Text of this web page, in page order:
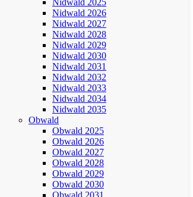
Nidwald 2025
Nidwald 2026
Nidwald 2027
Nidwald 2028
Nidwald 2029
Nidwald 2030
Nidwald 2031
Nidwald 2032
Nidwald 2033
Nidwald 2034
Nidwald 2035
Obwald
Obwald 2025
Obwald 2026
Obwald 2027
Obwald 2028
Obwald 2029
Obwald 2030
Obwald 2031